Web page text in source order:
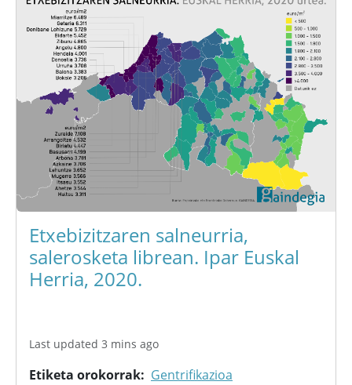
Etxebizitzaren salneurria,
salerosketa librean. Ipar Euskal
Herria, 2020.
Last updated 3 mins ago
Etiketa orokorrak Gentrifikazioa